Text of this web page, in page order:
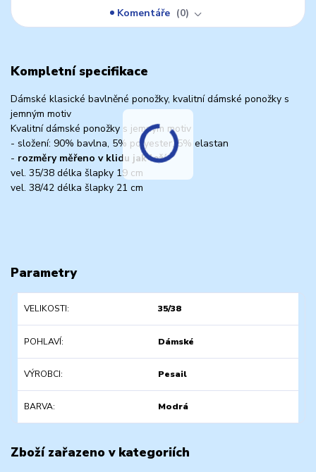
Komentáře
0
Kompletní specifikace
Dámské klasické bavlněné ponožky, kvalitní dámské ponožky s
jemným motiv
Kvalitní dámské ponožky s jemným motiv
- složení: 90% bavlna, 5% polyester, 5% elastan
- rozměry měřeno v klidu jak leží
vel. 35/38 délka šlapky 19 cm
vel. 38/42 délka šlapky 21 cm
Parametry
VELIKOSTI 35/38
POHLAVÍ Dámské
VÝROBCI Pesail
BARVA Modrá
Zboží zařazeno v kategoriích